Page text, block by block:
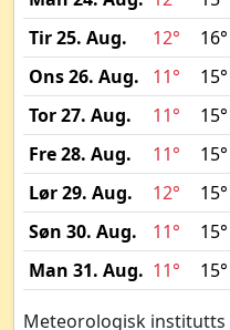
Tir 25. Aug.
12° 16°
Ons 26. Aug.
11° 15°
Tor 27. Aug.
11° 15°
Fre 28. Aug.
11° 15°
Lør 29. Aug.
12° 15°
Søn 30. Aug.
11° 15°
Man 31. Aug. 11° 15°
Meteorologisk institutts